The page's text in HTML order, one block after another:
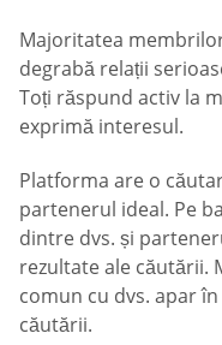
Majoritatea
degrabă relații
Toți răspund activ la
exprimă interesul.
Platforma are o
partenerul ideal. Pe
dintre dvs. și
rezultate ale căutării.
comun cu dvs. apar
căutării.